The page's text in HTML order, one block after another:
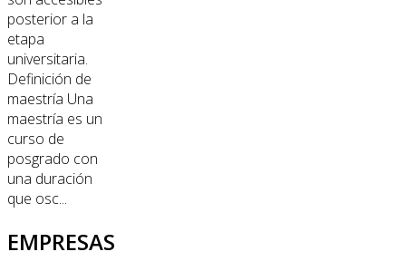
posterior a la
etapa
universitaria.
Definición de
maestría Una
maestría es un
curso de
posgrado con
una duración
que osc...
EMPRESAS